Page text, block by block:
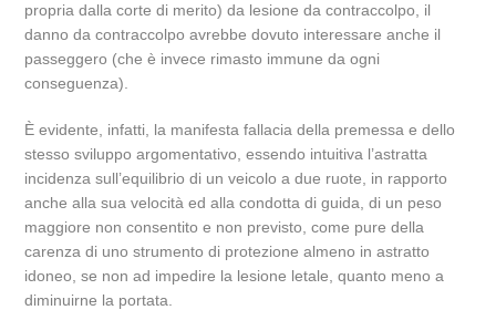
propria dalla corte di merito) da lesione da contraccolpo, il
danno da contraccolpo avrebbe dovuto interessare anche il
passeggero (che è invece rimasto immune da ogni
conseguenza).
È evidente, infatti, la manifesta fallacia della premessa e dello
stesso sviluppo argomentativo, essendo intuitiva l’astratta
incidenza sull’equilibrio di un veicolo a due ruote, in rapporto
anche alla sua velocità ed alla condotta di guida, di un peso
maggiore non consentito e non previsto, come pure della
carenza di uno strumento di protezione almeno in astratto
idoneo, se non ad impedire la lesione letale, quanto meno a
diminuirne la portata.